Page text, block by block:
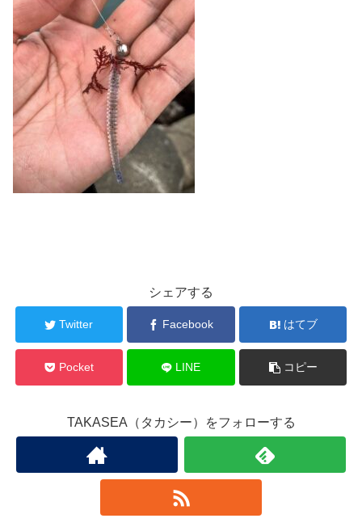
シェアする
Twitter Facebook はてブ
Pocket LINE コピー
TAKASEA（タカシー）をフォローする